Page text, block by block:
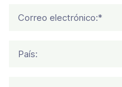
Correo electrónico:*
País: